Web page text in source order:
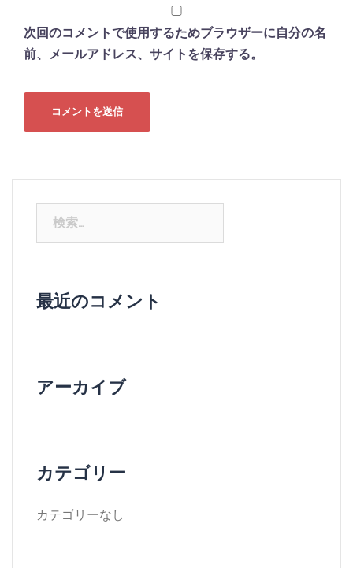
次回のコメントで使用するためブラウザーに自分の名
前、メールアドレス、サイトを保存する。
最近のコメント
アーカイブ
カテゴリー
カテゴリーなし